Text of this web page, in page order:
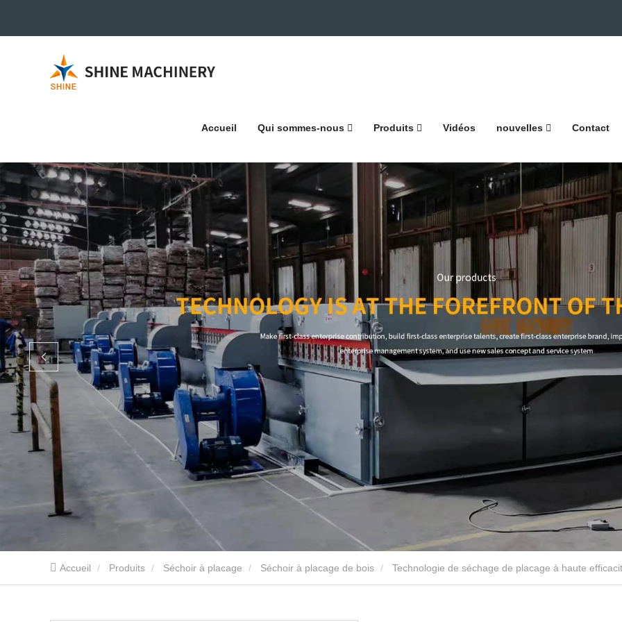
Accueil Qui sommes-nous Produits Vidéos nouvelles Contact
Accueil Produits Séchoir à placage Séchoir à placage de bois Technologie de séchage de placage à haute